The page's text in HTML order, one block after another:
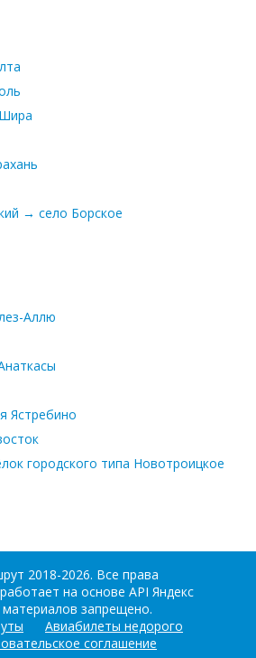
→ село Борское
Аллю
Ястребино
городского типа Новотроицкое
2018-2026. Все права
на основе API Яндекс
запрещено.
Авиабилеты недорого
соглашение